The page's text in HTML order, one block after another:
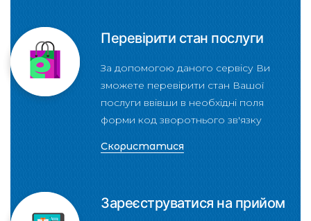
Перевірити стан послуги
За допомогою даного сервісу Ви
зможете перевірити стан Вашої
послуги ввівши в необхідні поля
форми код зворотнього зв'язку
Скористатися
Зареєструватися на прийом